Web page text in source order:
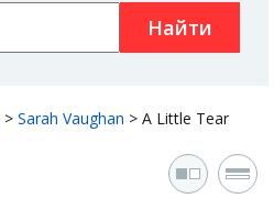
Найти
> Sarah Vaughan > A Little Tear